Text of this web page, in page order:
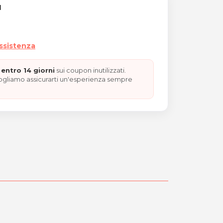
NATALE"
14 giorni sui coupon inutilizzati.
assicurarti un'esperienza sempre